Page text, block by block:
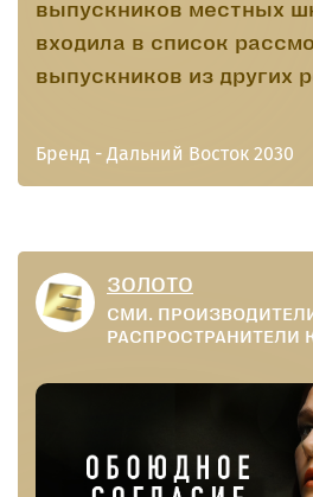
выпускников местных
входила в список
выпускников из других
рекламную кампанию,
Бренд - Дальний Восток 2030
ЗОЛОТО
СМИ.
РАСПРОСТРАНИТЕЛИ